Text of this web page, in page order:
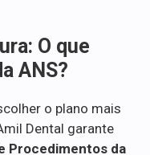
O que
ANS?
o plano mais
Dental garante
Procedimentos da